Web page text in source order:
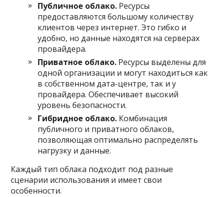
Публичное облако. Ресурсы
предоставляются большому количеству
клиентов через интернет. Это гибко и
удобно, но данные находятся на серверах
провайдера.
Приватное облако. Ресурсы выделены для
одной организации и могут находиться как
в собственном дата-центре, так и у
провайдера. Обеспечивает высокий
уровень безопасности.
Гибридное облако. Комбинация
публичного и приватного облаков,
позволяющая оптимально распределять
нагрузку и данные.
Каждый тип облака подходит под разные
сценарии использования и имеет свои
особенности.